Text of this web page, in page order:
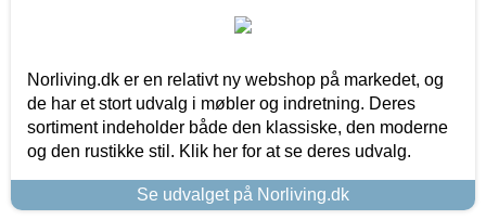
Norliving.dk er en relativt ny webshop på markedet, og
de har et stort udvalg i møbler og indretning. Deres
sortiment indeholder både den klassiske, den moderne
og den rustikke stil. Klik her for at se deres udvalg.
Se udvalget på Norliving.dk